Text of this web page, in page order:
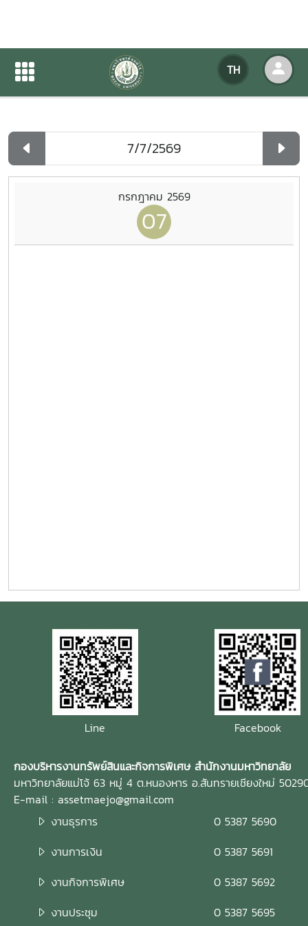
TH
ปฏิทินกิจกรรมของหน่วยงาน
ปฏิทินกิจกรรมของหน่วยงาน
กรกฎาคม 2569
07
Line Facebook
กองบริหารงานทรัพย์สินและกิจการพิเศษ สำนักงานมหาวิทยาลัย
มหาวิทยาลัยแม่โจ้ 63 หมู่ 4 ต.หนองหาร อ.สันทรายเชียงใหม่
E-mail : assetmaejo@gmail.com
งานธุรการ
0 5387 5690
งานการเงิน
0 5387 5691
งานกิจการพิเศษ
0 5387 5692
งานประชุม
0 5387 5695